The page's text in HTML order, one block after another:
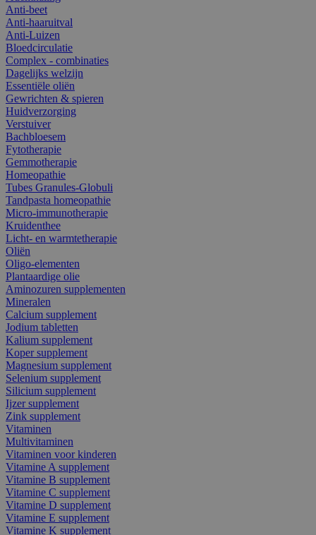
Anti-beet
Anti-haaruitval
Anti-Luizen
Bloedcirculatie
Complex - combinaties
Dagelijks welzijn
Essentiële oliën
Gewrichten & spieren
Huidverzorging
Verstuiver
Bachbloesem
Fytotherapie
Gemmotherapie
Homeopathie
Tubes Granules-Globuli
Tandpasta homeopathie
Micro-immunotherapie
Kruidenthee
Licht- en warmtetherapie
Oliën
Oligo-elementen
Plantaardige olie
Aminozuren supplementen
Mineralen
Calcium supplement
Jodium tabletten
Kalium supplement
Koper supplement
Magnesium supplement
Selenium supplement
Silicium supplement
Ijzer supplement
Zink supplement
Vitaminen
Multivitaminen
Vitaminen voor kinderen
Vitamine A supplement
Vitamine B supplement
Vitamine C supplement
Vitamine D supplement
Vitamine E supplement
Vitamine K supplement